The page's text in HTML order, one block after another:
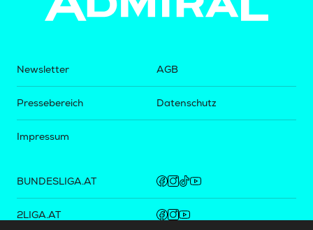
Newsletter
Pressebereich
Impressum
AGB
Datenschutz
BUNDESLIGA.AT
2LIGA.AT